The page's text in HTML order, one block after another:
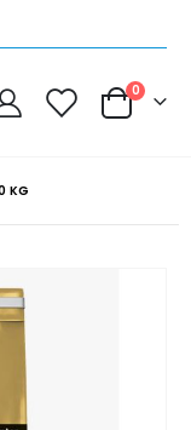
Cart
0
KG